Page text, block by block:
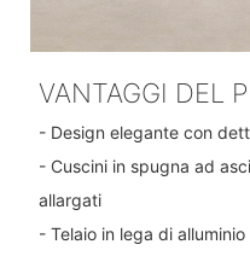
VANTAGGI DEL
- Design elegante con
- Cuscini in spugna ad
allargati
- Telaio in lega di